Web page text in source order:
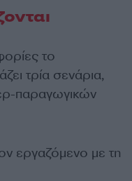
το
τρία σενάρια,
παραγωγικών
εργαζόμενο με τη